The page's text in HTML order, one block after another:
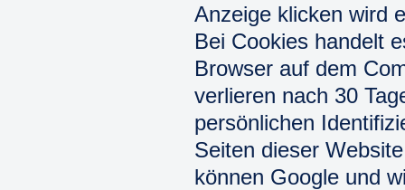
Anzeige klicken wird
Bei Cookies handelt
Browser auf dem
verlieren nach 30
persönlichen
Seiten dieser
können Google und